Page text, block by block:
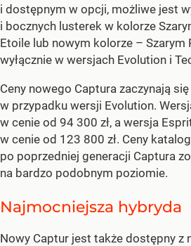
i dostępnym w opcji, możliwe jest
i bocznych lusterek w kolorze
Etoile lub nowym kolorze – Szarym
wyłącznie w wersjach Evolution i
Ceny nowego Captura zaczynają
w przypadku wersji Evolution.
w cenie od 94 300 zł, a wersja
w cenie od 123 800 zł. Ceny
po poprzedniej generacji Captura
na bardzo podobnym poziomie.
Najmocniejsza hybryda
Nowy Captur jest także dostępny z